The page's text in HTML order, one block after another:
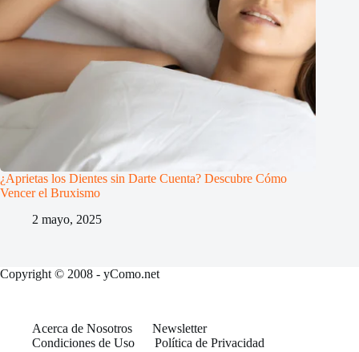
¿Aprietas los Dientes sin Darte Cuenta? Descubre Cómo
Vencer el Bruxismo
2 mayo, 2025
Copyright © 2008 - yComo.net
Acerca de Nosotros
Newsletter
Condiciones de Uso
Política de Privacidad